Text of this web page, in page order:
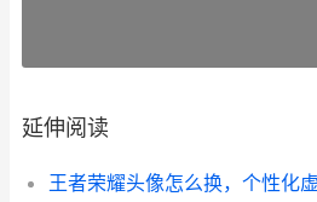
延伸阅读